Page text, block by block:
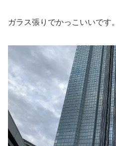
ガラス張りでかっこいいです。